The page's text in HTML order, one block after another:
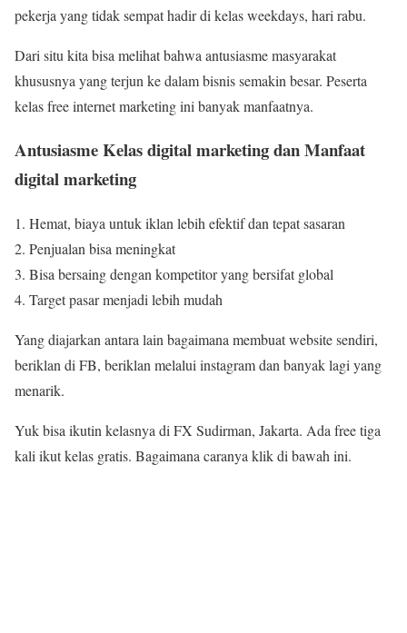
pekerja yang tidak sempat hadir di kelas weekdays, hari rabu.
Dari situ kita bisa melihat bahwa antusiasme masyarakat
khususnya yang terjun ke dalam bisnis semakin besar. Peserta
kelas free internet marketing ini banyak manfaatnya.
Antusiasme Kelas digital marketing dan Manfaat
digital marketing
Hemat, biaya untuk iklan lebih efektif dan tepat sasaran
Penjualan bisa meningkat
Bisa bersaing dengan kompetitor yang bersifat global
Target pasar menjadi lebih mudah
Yang diajarkan antara lain bagaimana membuat website sendiri,
beriklan di FB, beriklan melalui instagram dan banyak lagi yang
menarik.
Yuk bisa ikutin kelasnya di FX Sudirman, Jakarta. Ada free tiga
kali ikut kelas gratis. Bagaimana caranya klik di bawah ini.